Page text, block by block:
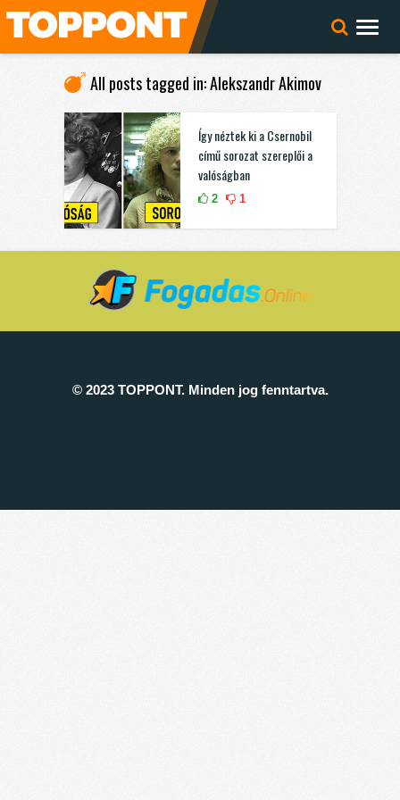
All posts tagged in: Alekszandr Akimov
Így néztek ki a Csernobil
című sorozat szereplői a
valóságban
2 1
© 2023 TOPPONT. Minden jog fenntartva.